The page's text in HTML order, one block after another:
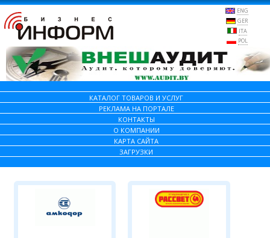
ENG
GER
ITA
POL
КАТАЛОГ ТОВАРОВ И УСЛУГ
РЕКЛАМА НА ПОРТАЛЕ
КОНТАКТЫ
О КОМПАНИИ
КАРТА САЙТА
ЗАГРУЗКИ